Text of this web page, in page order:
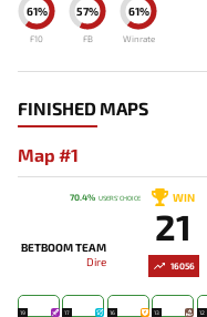
61%
Winrate
57%
FB
61%
F10
FINISHED MAPS
Map #1
70.4% USERS' CHOICE
16056
BETBOOM TEAM
Dire
WIN
21
19
17
16
13
12